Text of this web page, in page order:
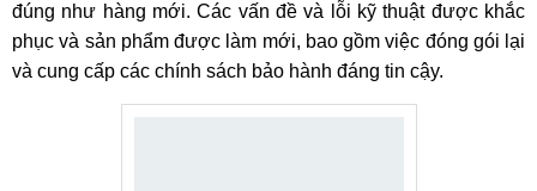
đúng như hàng mới. Các vấn đề và lỗi kỹ thuật được khắc
phục và sản phẩm được làm mới, bao gồm việc đóng gói lại
và cung cấp các chính sách bảo hành đáng tin cậy.